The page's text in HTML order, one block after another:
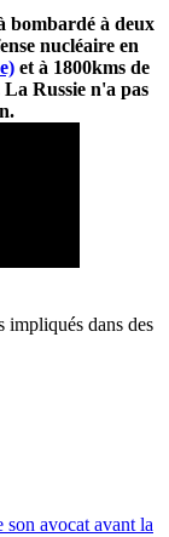
bombardé à deux
nucléaire en
et à 1800kms de
Russie n'a pas
dans des
avocat avant la